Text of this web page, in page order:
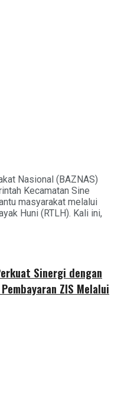
Nasional (BAZNAS)
Kecamatan Sine
masyarakat melalui
Huni (RTLH). Kali ini,
Sinergi dengan
ZIS Melalui